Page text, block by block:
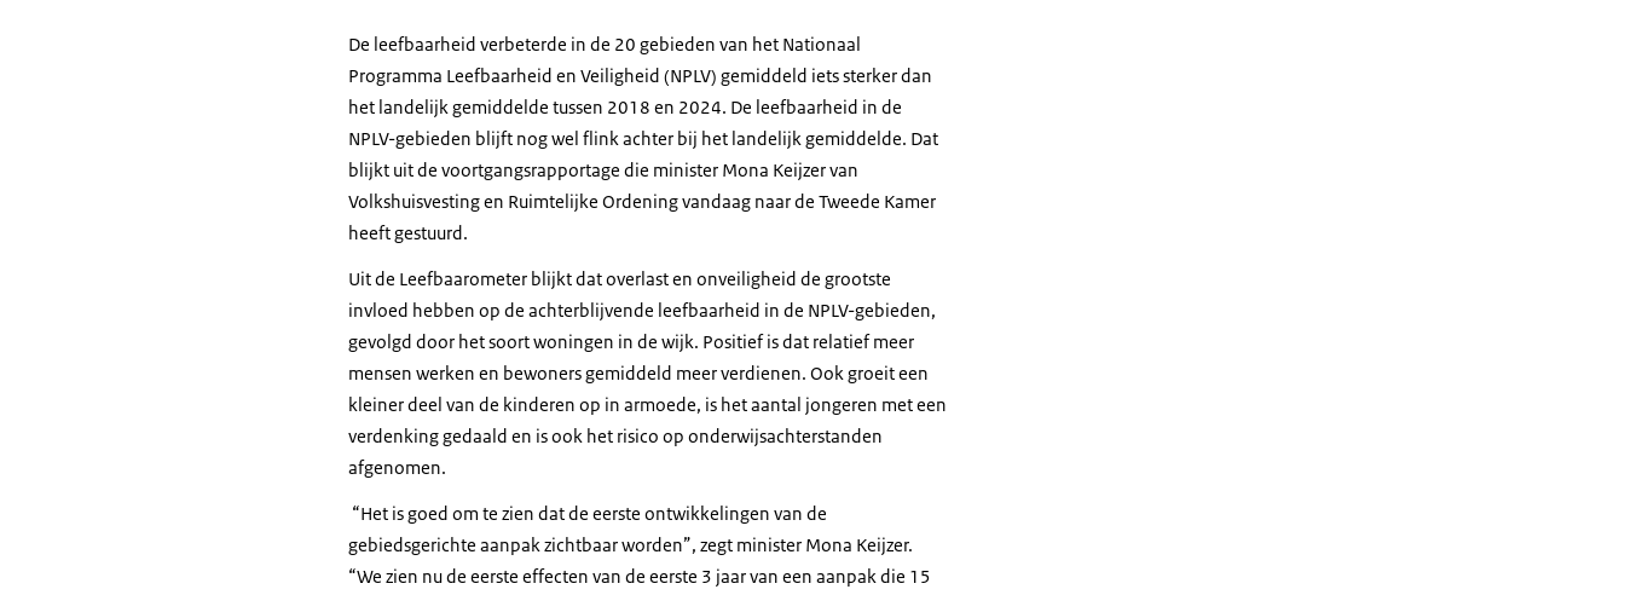
De leefbaarheid verbeterde in de 20 gebieden van het Nationaal
Programma Leefbaarheid en Veiligheid (NPLV) gemiddeld iets sterker dan
het landelijk gemiddelde tussen 2018 en 2024. De leefbaarheid in de
NPLV-gebieden blijft nog wel flink achter bij het landelijk gemiddelde. Dat
blijkt uit de voortgangsrapportage die minister Mona Keijzer van
Volkshuisvesting en Ruimtelijke Ordening vandaag naar de Tweede Kamer
heeft gestuurd.
Uit de Leefbaarometer blijkt dat overlast en onveiligheid de grootste
invloed hebben op de achterblijvende leefbaarheid in de NPLV-gebieden,
gevolgd door het soort woningen in de wijk. Positief is dat relatief meer
mensen werken en bewoners gemiddeld meer verdienen. Ook groeit een
kleiner deel van de kinderen op in armoede, is het aantal jongeren met een
verdenking gedaald en is ook het risico op onderwijsachterstanden
afgenomen.
“Het is goed om te zien dat de eerste ontwikkelingen van de
gebiedsgerichte aanpak zichtbaar worden”, zegt minister Mona Keijzer.
“We zien nu de eerste effecten van de eerste 3 jaar van een aanpak die 15